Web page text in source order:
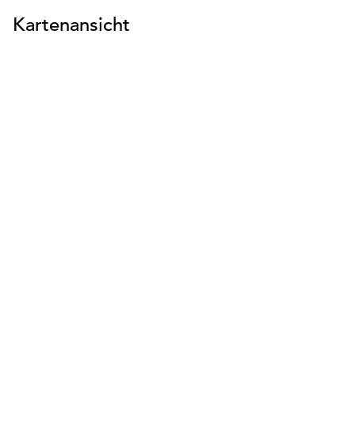
Kartenansicht